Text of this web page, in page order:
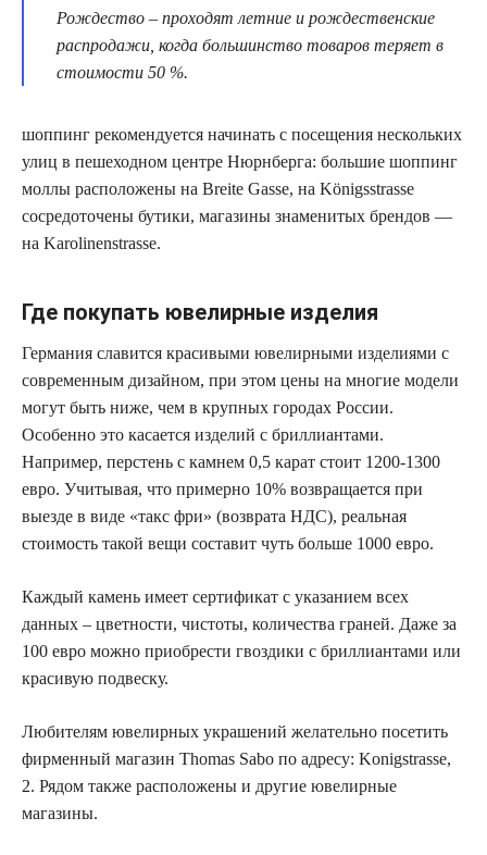
Рождество – проходят летние и рождественские
распродажи, когда большинство товаров теряет в
стоимости 50 %.
шоппинг рекомендуется начинать с посещения нескольких
улиц в пешеходном центре Нюрнберга: большие шоппинг
моллы расположены на Breite Gasse, на Königsstrasse
сосредоточены бутики, магазины знаменитых брендов —
на Karolinenstrasse.
Где покупать ювелирные изделия
Германия славится красивыми ювелирными изделиями с
современным дизайном, при этом цены на многие модели
могут быть ниже, чем в крупных городах России.
Особенно это касается изделий с бриллиантами.
Например, перстень с камнем 0,5 карат стоит 1200-1300
евро. Учитывая, что примерно 10% возвращается при
выезде в виде «такс фри» (возврата НДС), реальная
стоимость такой вещи составит чуть больше 1000 евро.
Каждый камень имеет сертификат с указанием всех
данных – цветности, чистоты, количества граней. Даже за
100 евро можно приобрести гвоздики с бриллиантами или
красивую подвеску.
Любителям ювелирных украшений желательно посетить
фирменный магазин Thomas Sabo по адресу: Konigstrasse,
2. Рядом также расположены и другие ювелирные
магазины.